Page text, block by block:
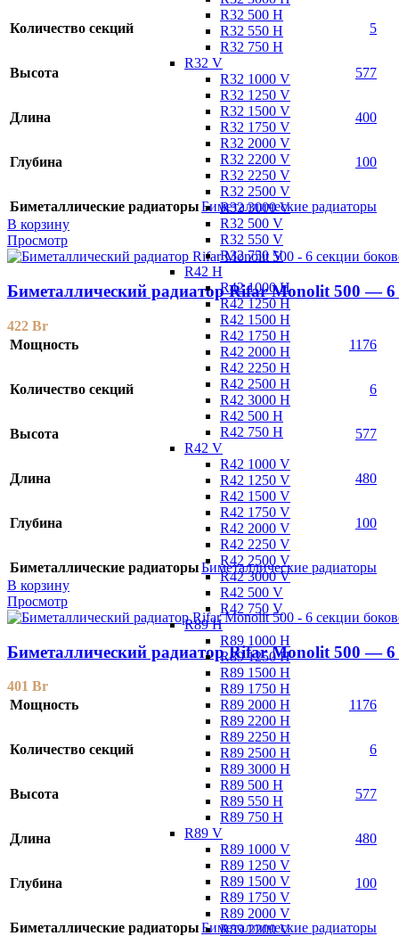
R32 500 H
R32 550 H
R32 750 H
R32 V
R32 1000 V
R32 1250 V
R32 1500 V
R32 1750 V
R32 2000 V
R32 2200 V
R32 2250 V
R32 2500 V
R32 3000 V
R32 500 V
R32 550 V
R32 750 V
R42 H
R42 1000 H
R42 1250 H
R42 1500 H
R42 1750 H
R42 2000 H
R42 2250 H
R42 2500 H
R42 3000 H
R42 500 H
R42 750 H
R42 V
R42 1000 V
R42 1250 V
R42 1500 V
R42 1750 V
R42 2000 V
R42 2250 V
R42 2500 V
R42 3000 V
R42 500 V
R42 750 V
R89 H
R89 1000 H
R89 1250 H
R89 1500 H
R89 1750 H
R89 2000 H
R89 2200 H
R89 2250 H
R89 2500 H
R89 3000 H
R89 500 H
R89 550 H
R89 750 H
R89 V
R89 1000 V
R89 1250 V
R89 1500 V
R89 1750 V
R89 2000 V
R89 2200 V
Количество секций 5
Высота 577
Длина 400
Глубина 100
Биметаллические радиаторыБиметаллические радиаторы
В корзину
Просмотр
Биметаллический радиатор Rifar Monolit 500 — 6
422 Br
Мощность
1176
Количество секций 6
Высота 577
Длина 480
Глубина 100
Биметаллические радиаторыБиметаллические радиаторы
В корзину
Просмотр
Биметаллический радиатор Rifar Monolit 500 — 6
401 Br
Мощность
1176
Количество секций 6
Высота 577
Длина 480
Глубина 100
Биметаллические радиаторыБиметаллические радиаторы